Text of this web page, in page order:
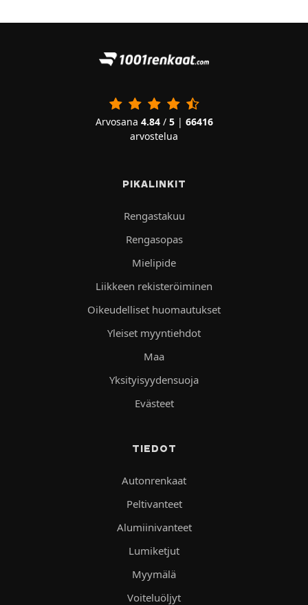
Arvosana 4.84/ 5| 66416
arvostelua
PIKALINKIT
Rengastakuu
Rengasopas
Mielipide
Liikkeen rekisteröiminen
Oikeudelliset huomautukset
Yleiset myyntiehdot
Maa
Yksityisyydensuoja
Evästeet
TIEDOT
Autonrenkaat
Peltivanteet
Alumiinivanteet
Lumiketjut
Myymälä
Voiteluöljyt